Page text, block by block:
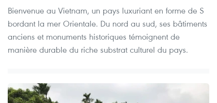
Bienvenue au Vietnam, un pays luxuriant en forme de S
bordant la mer Orientale. Du nord au sud, ses bâtiments
anciens et monuments historiques témoignent de
manière durable du riche substrat culturel du pays.